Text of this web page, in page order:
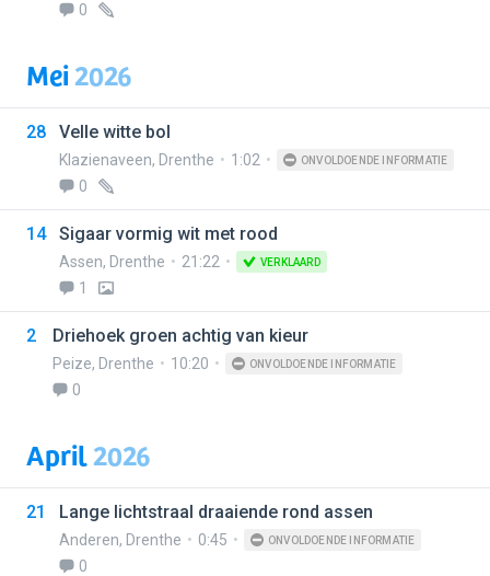
0
Mei2026
28 Velle witte bol
Klazienaveen, Drenthe 1:02 ONVOLDOENDE INFORMATIE
0
14 Sigaar vormig wit met rood
Assen, Drenthe 21:22 VERKLAARD
1
2 Driehoek groen achtig van kieur
Peize, Drenthe 10:20 ONVOLDOENDE INFORMATIE
0
April2026
21 Lange lichtstraal draaiende rond assen
Anderen, Drenthe 0:45 ONVOLDOENDE INFORMATIE
0